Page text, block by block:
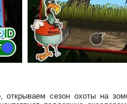
сезон охоты на